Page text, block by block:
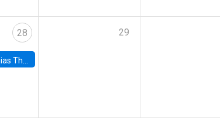
28
of Lausanne
29